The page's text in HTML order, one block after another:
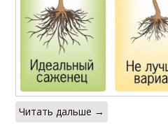
Читать дальше →